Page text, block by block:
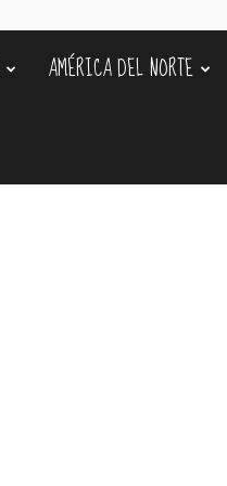
AMÉRICA DEL NORTE